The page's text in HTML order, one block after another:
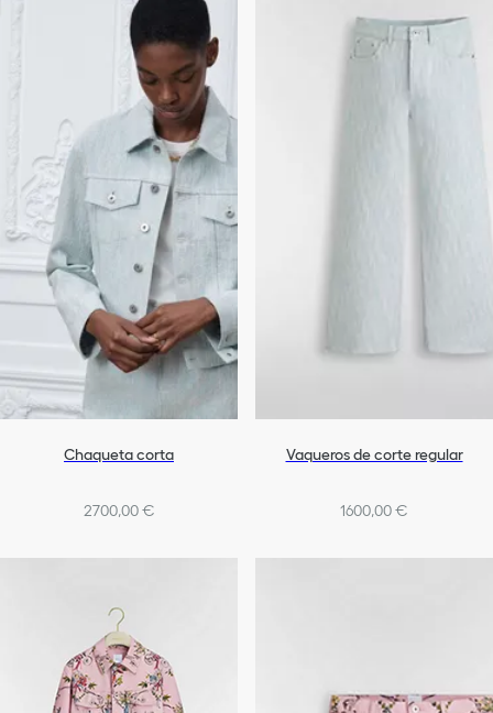
Chaqueta corta
2700,00 €
Vaqueros de corte regular
1600,00 €